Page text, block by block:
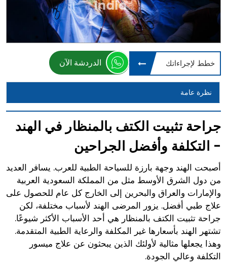
خطط لإجراءاتك الدردشة الآن
نظرة عامة
جراحة تثبيت الكتف بالمنظار في الهند
- التكلفة وأفضل الجراحين
أصبحت الهند وجهة بارزة للسياحة الطبية للعرب. يسافر العديد
من دول الشرق الأوسط مثل من المملكة السعودية العربية
والإمارات والعراق والبحرين إلى الخارج كل عام للحصول على
علاج طبي أفضل. يزور المرضى الهند لأسباب مختلفة، لكن
جراحة تثبيت الكتف بالمنظار هي أحد الأسباب الأكثر شيوعًا.
تشتهر الهند بأسعارها غير المكلفة والرعاية الطبية المتقدمة.
وهذا يجعلها مثالية لأولئك الذين يبحثون عن علاج ميسور
التكلفة وعالي الجودة.